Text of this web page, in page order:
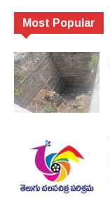
Most Popular